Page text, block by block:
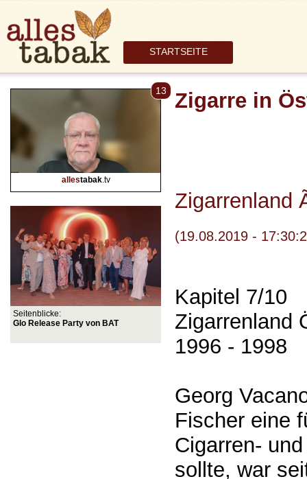
STARTSEITE
13
allestabak.tv
Seitenblicke:
Glo Release Party von BAT
Zigarre in
Zigarrenland
(19.08.2019 -
Kapitel 7/10
Zigarrenland
1996 - 1998
Georg
Fischer eine
Cigarren-
sollte, war